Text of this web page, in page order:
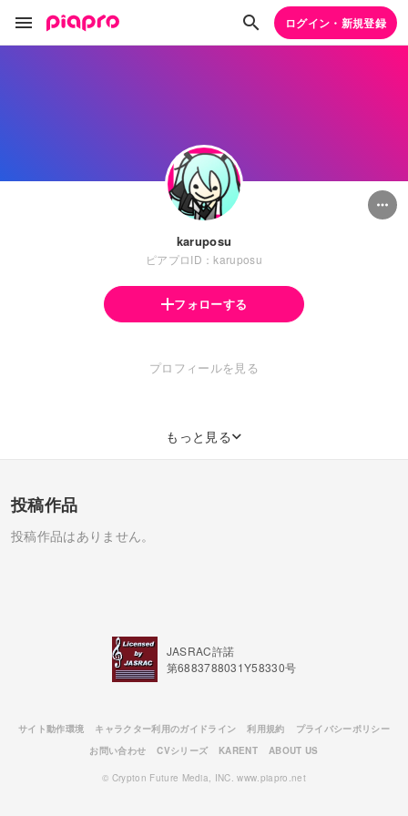
ログイン・新規登録
karuposu
ピアプロID：karuposu
フォローする
プロフィールを見る
もっと見る
投稿作品
投稿作品はありません。
JASRAC許諾
第6883788031Y58330号
サイト動作環境 キャラクター利用のガイドライン 利用規約
プライバシーポリシー
お問い合わせ
CVシリーズ KARENT ABOUT US
© Crypton Future Media, INC. www.piapro.net